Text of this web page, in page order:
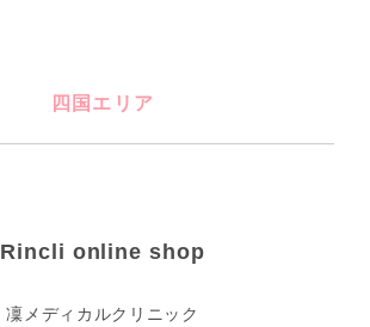
四国エリア
Rincli online shop
凜メディカルクリニック